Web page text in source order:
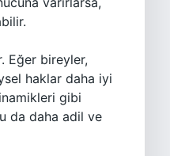
Eğer bireyler,
haklar daha iyi
gibi
da daha adil ve